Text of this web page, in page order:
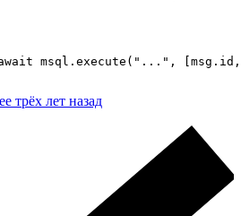
msql.execute("...",
трёх лет назад